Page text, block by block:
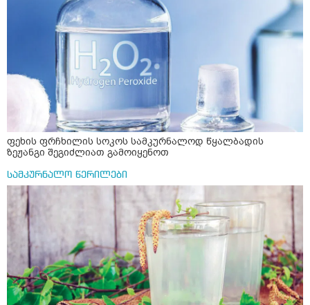
ფეხის ფრჩხილის სოკოს სამკურნალოდ წყალბადის
ზეჟანგი შეგიძლიათ გამოიყენოთ
სამკურნალო წერილები